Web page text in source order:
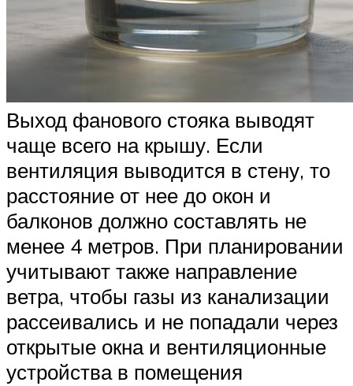
Выход фанового стояка выводят
чаще всего на крышу. Если
вентиляция выводится в стену, то
расстояние от нее до окон и
балконов должно составлять не
менее 4 метров. При планировании
учитывают также направление
ветра, чтобы газы из канализации
рассеивались и не попадали через
открытые окна и вентиляционные
устройства в помещения